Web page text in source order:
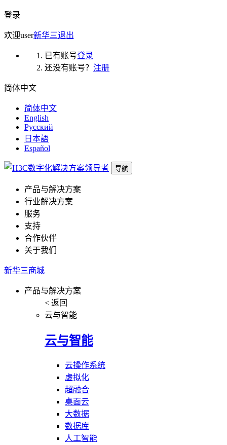
登录
欢迎user新华三退出
已有账号登录
还没有账号？ 注册
简体中文
简体中文
English
Русский
日本語
Español
导航
产品与解决方案
行业解决方案
服务
支持
合作伙伴
关于我们
新华三商城
产品与解决方案
< 返回
云与智能
云与智能
云操作系统
虚拟化
超融合
桌面云
大数据
数据库
人工智能